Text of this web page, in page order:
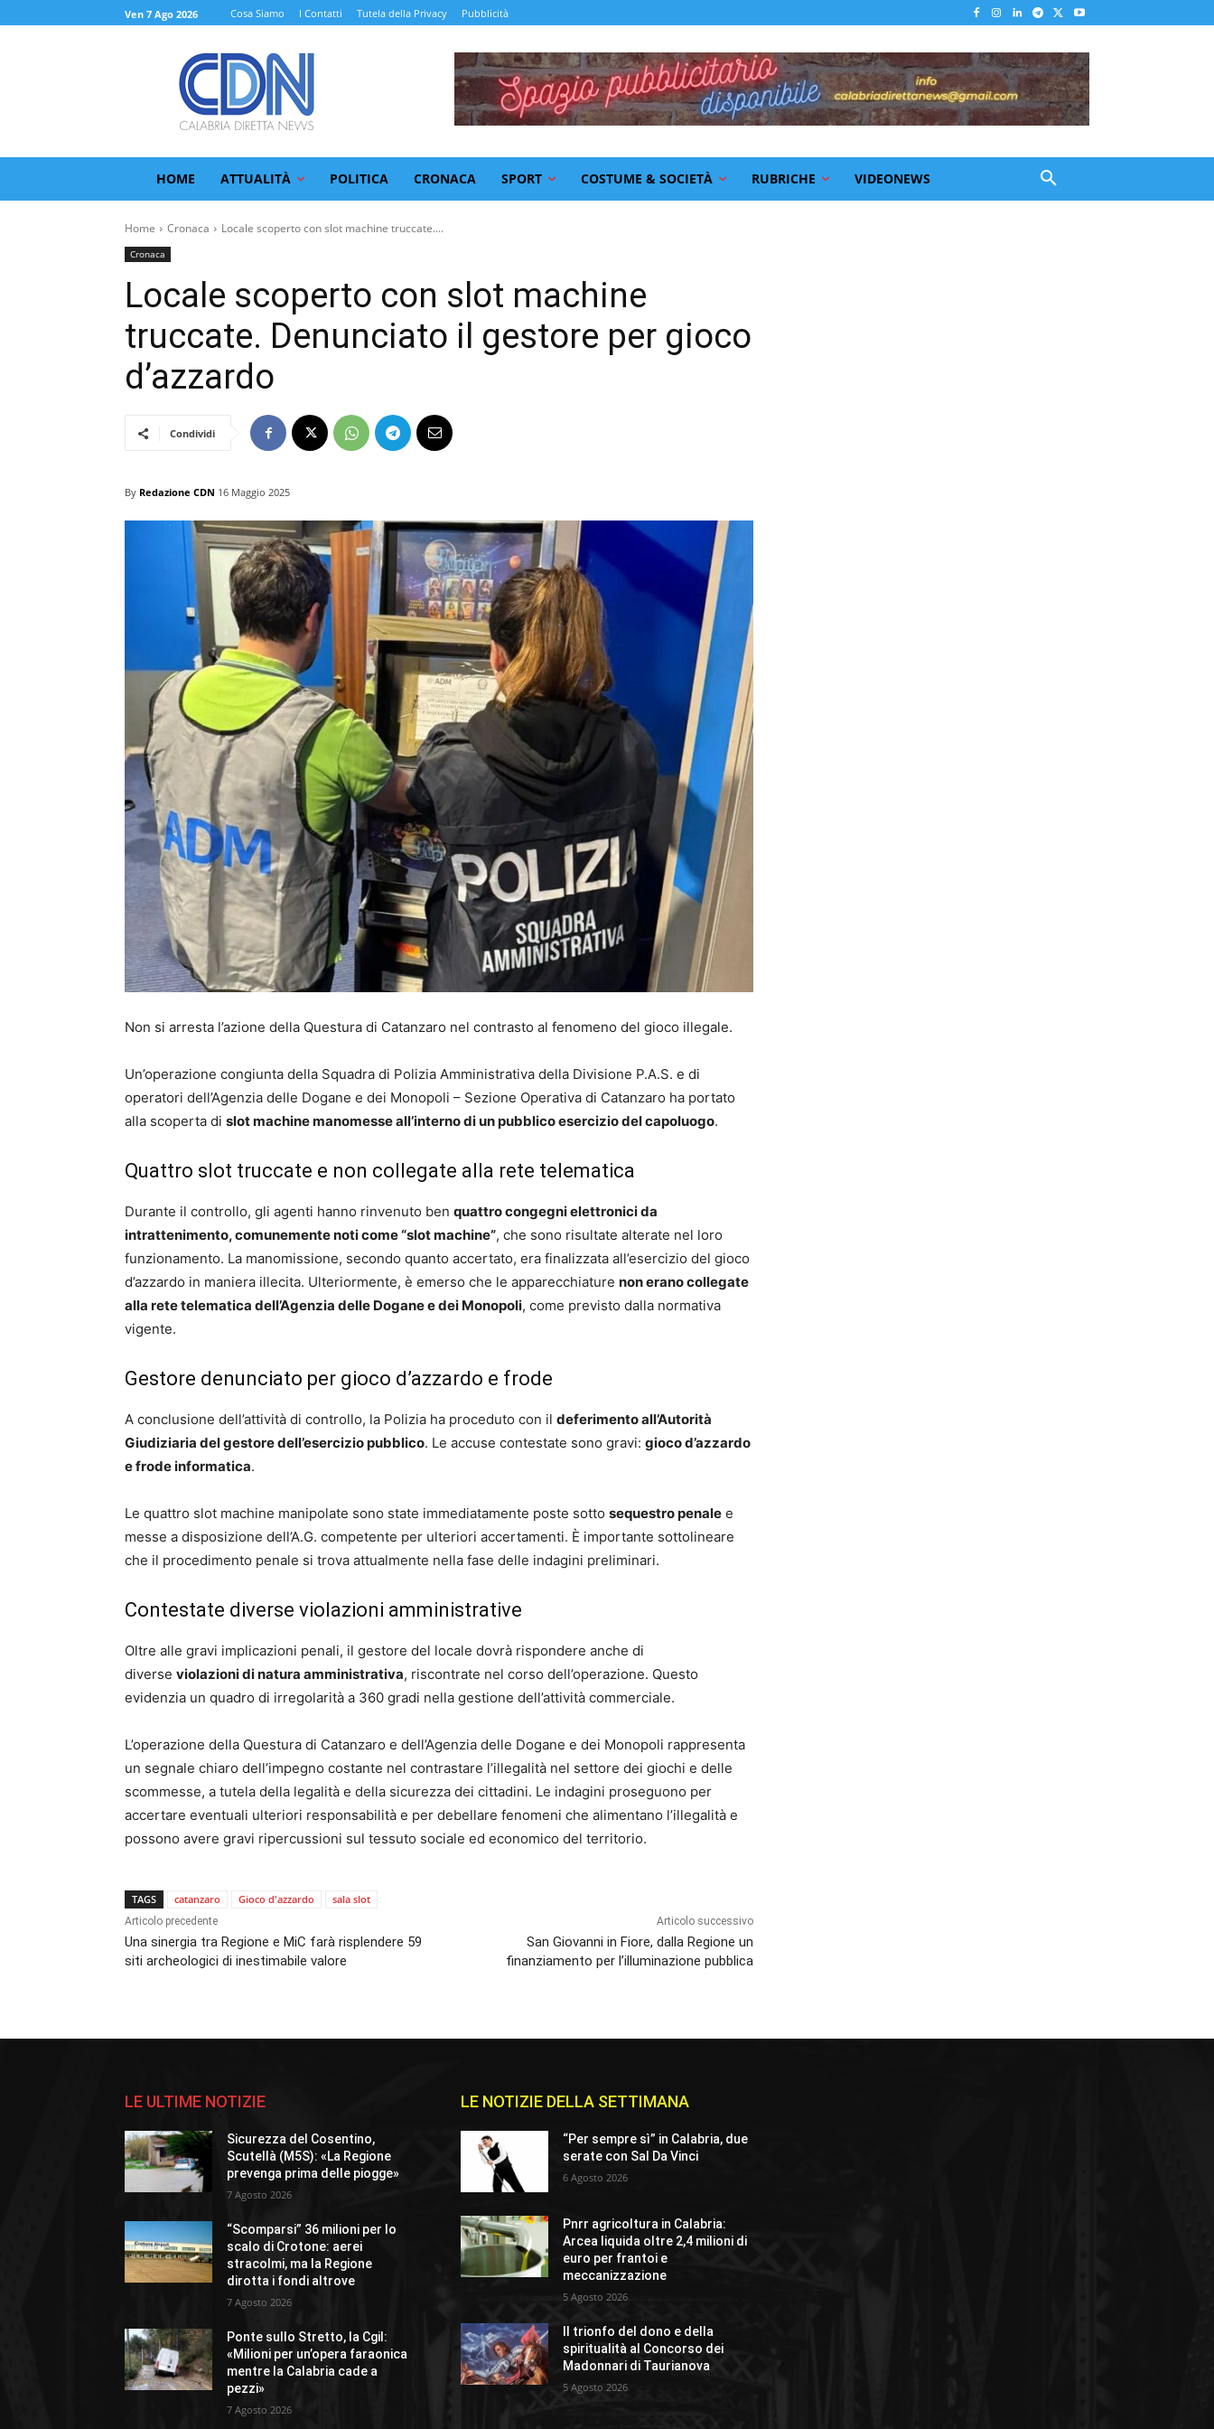
Ven 7 Ago 2026 Cosa Siamo I Contatti Tutela della Privacy Pubblicità
HOME ATTUALITÀ POLITICA CRONACA SPORT COSTUME & SOCIETÀ RUBRICHE VIDEONEWS
Home Cronaca Locale scoperto con slot machine truccate....
Cronaca
Locale scoperto con slot machine
truccate. Denunciato il gestore per gioco
d’azzardo
Condividi
By Redazione CDN 16 Maggio 2025
Non si arresta l’azione della Questura di Catanzaro nel contrasto al fenomeno del gioco illegale.
Un’operazione congiunta della Squadra di Polizia Amministrativa della Divisione P.A.S. e di
operatori dell’Agenzia delle Dogane e dei Monopoli – Sezione Operativa di Catanzaro ha portato
alla scoperta di slot machine manomesse all’interno di un pubblico esercizio del capoluogo.
Quattro slot truccate e non collegate alla rete telematica
Durante il controllo, gli agenti hanno rinvenuto ben quattro congegni elettronici da
intrattenimento, comunemente noti come “slot machine”, che sono risultate alterate nel loro
funzionamento. La manomissione, secondo quanto accertato, era finalizzata all’esercizio del gioco
d’azzardo in maniera illecita. Ulteriormente, è emerso che le apparecchiature non erano collegate
alla rete telematica dell’Agenzia delle Dogane e dei Monopoli, come previsto dalla normativa
vigente.
Gestore denunciato per gioco d’azzardo e frode
A conclusione dell’attività di controllo, la Polizia ha proceduto con il deferimento all’Autorità
Giudiziaria del gestore dell’esercizio pubblico. Le accuse contestate sono gravi: gioco d’azzardo
e frode informatica.
Le quattro slot machine manipolate sono state immediatamente poste sotto sequestro penale e
messe a disposizione dell’A.G. competente per ulteriori accertamenti. È importante sottolineare
che il procedimento penale si trova attualmente nella fase delle indagini preliminari.
Contestate diverse violazioni amministrative
Oltre alle gravi implicazioni penali, il gestore del locale dovrà rispondere anche di
diverse violazioni di natura amministrativa, riscontrate nel corso dell’operazione. Questo
evidenzia un quadro di irregolarità a 360 gradi nella gestione dell’attività commerciale.
L’operazione della Questura di Catanzaro e dell’Agenzia delle Dogane e dei Monopoli rappresenta
un segnale chiaro dell’impegno costante nel contrastare l’illegalità nel settore dei giochi e delle
scommesse, a tutela della legalità e della sicurezza dei cittadini. Le indagini proseguono per
accertare eventuali ulteriori responsabilità e per debellare fenomeni che alimentano l’illegalità e
possono avere gravi ripercussioni sul tessuto sociale ed economico del territorio.
TAGS catanzaro Gioco d'azzardo sala slot
Articolo precedente
Una sinergia tra Regione e MiC farà risplendere 59
siti archeologici di inestimabile valore
Articolo successivo
San Giovanni in Fiore, dalla Regione un
finanziamento per l’illuminazione pubblica
LE ULTIME NOTIZIE
Sicurezza del Cosentino,
Scutellà (M5S): «La Regione
prevenga prima delle piogge»
7 Agosto 2026
“Scomparsi” 36 milioni per lo
scalo di Crotone: aerei
stracolmi, ma la Regione
dirotta i fondi altrove
7 Agosto 2026
Ponte sullo Stretto, la Cgil:
«Milioni per un’opera faraonica
mentre la Calabria cade a
pezzi»
7 Agosto 2026
LE NOTIZIE DELLA SETTIMANA
“Per sempre sì” in Calabria, due
serate con Sal Da Vinci
6 Agosto 2026
Pnrr agricoltura in Calabria:
Arcea liquida oltre 2,4 milioni di
euro per frantoi e
meccanizzazione
5 Agosto 2026
Il trionfo del dono e della
spiritualità al Concorso dei
Madonnari di Taurianova
5 Agosto 2026